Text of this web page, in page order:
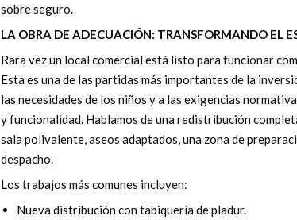
sobre seguro.
LA OBRA DE ADECUACIÓN: TRANSFORMANDO EL
Rara vez un local comercial está listo para funcionar
Esta es una de las partidas más importantes de la
las necesidades de los niños y a las exigencias
y funcionalidad. Hablamos de una redistribución
sala polivalente, aseos adaptados, una zona de
despacho.
Los trabajos más comunes incluyen:
Nueva distribución con tabiquería de pladur.